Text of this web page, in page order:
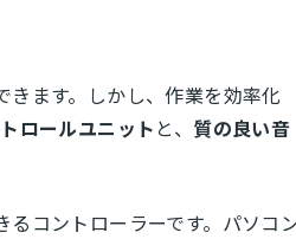
ます。しかし、作業を効率化
ロールユニット と、 質の良い音
コントローラーです。パソコ